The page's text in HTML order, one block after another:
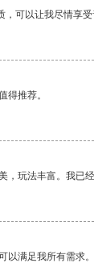
可以让我尽情享受
得推荐。
，玩法丰富。我已
以满足我所有需求。